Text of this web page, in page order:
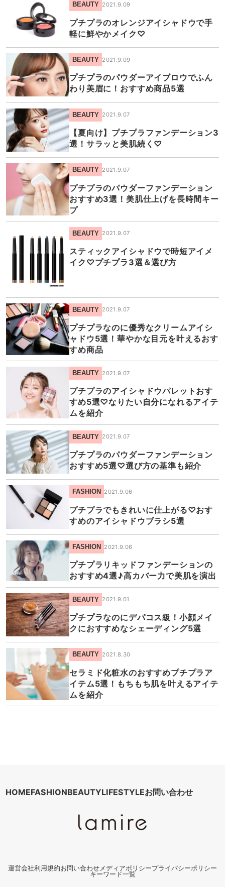
BEAUTY 2021.9.09
プチプラのオレンジアイシャドウで手
軽に鮮やかメイク♡
BEAUTY 2021.9.09
プチプラのパウダーアイブロウでふん
わり美眉に！おすすめ商品5選
BEAUTY 2021.9.07
【夏向け】プチプラファンデーション3
選！サラッと美肌続く♡
BEAUTY 2021.9.07
プチプラのパウダーファンデーション
おすすめ3選！美肌仕上げを長時間キー
プ
BEAUTY 2021.9.07
スティックアイシャドウで時短アイメ
イク♡プチプラ3選＆選び方
BEAUTY 2021.9.07
プチプラなのに優秀なクリームアイシ
ャドウ5選！華やかな目元を叶えるおす
すめ商品
BEAUTY 2021.9.07
プチプラのアイシャドウパレットおす
すめ5選♡なりたい自分になれるアイテ
ムを紹介
BEAUTY 2021.9.07
プチプラのパウダーファンデーション
おすすめ5選♡選び方の基準も紹介
FASHION 2021.9.06
プチプラでもきれいに仕上がる♡おす
すめのアイシャドウブラシ5選
FASHION 2021.9.06
プチプラリキッドファンデーションの
おすすめ4選♪高カバー力で美肌を演出
BEAUTY 2021.9.01
プチプラなのにデパコス級！小顔メイ
クにおすすめなシェーディング5選
BEAUTY 2021.8.30
セラミド化粧水のおすすめプチプラア
イテム5選！もちもち肌を叶えるアイテ
ムを紹介
HOMEFASHIONBEAUTYLIFESTYLEお問い合わせ
運営会社利用規約お問い合わせメディアポリシープライバシーポリシー
キーワード一覧